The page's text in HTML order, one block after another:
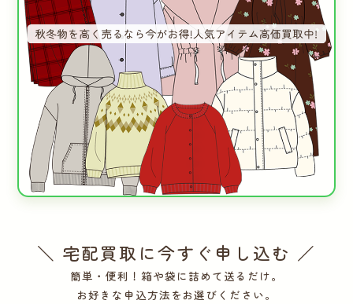
＼ 宅配買取に今すぐ申し込む ／
簡単・便利！箱や袋に詰めて送るだけ。
お好きな申込方法をお選びください。